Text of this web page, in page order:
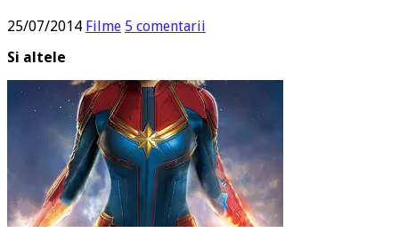
25/07/2014 Filme 5 comentarii
Si altele